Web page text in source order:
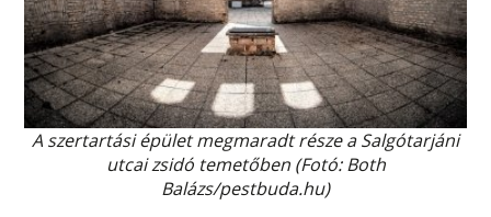
A szertartási épület megmaradt része a Salgótarjáni
utcai zsidó temetőben (Fotó: Both
Balázs/pestbuda.hu)